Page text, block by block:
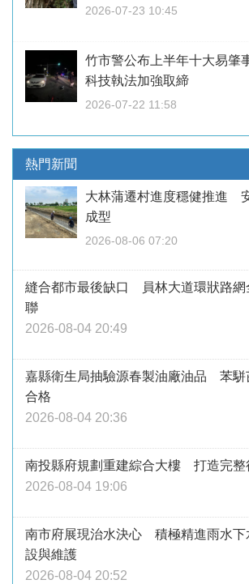
2026-07-23 10:45
竹市警公布上半年十大易
科技執法加強取締
2026-07-22 11:58
熱門新聞
大林蒲遷村進度穩健推進
成型
2026-08-06 07:20
縫合都市最後缺口 員林大道環狀路網
聯
2026-08-04 20:49
嘉縣衛生局抽驗源春製油廠油品 苯駢
合格
2026-08-04 20:36
南投縣府規劃重建綜合大樓 打造完整
2026-08-04 19:06
南市府展現治水決心 積極精進雨水下
設與維護
2026-08-04 20:52